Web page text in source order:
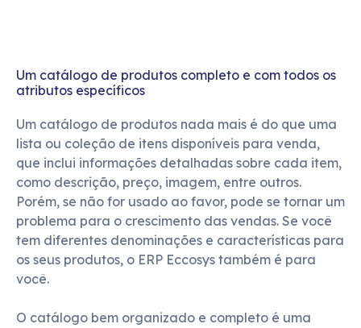
Um catálogo de produtos completo e com todos os
atributos específicos
Um catálogo de produtos nada mais é do que uma
lista ou coleção de itens disponíveis para venda,
que inclui informações detalhadas sobre cada item,
como descrição, preço, imagem, entre outros.
Porém, se não for usado ao favor, pode se tornar um
problema para o crescimento das vendas. Se você
tem diferentes denominações e características para
os seus produtos, o ERP Eccosys também é para
você.
O catálogo bem organizado e completo é uma